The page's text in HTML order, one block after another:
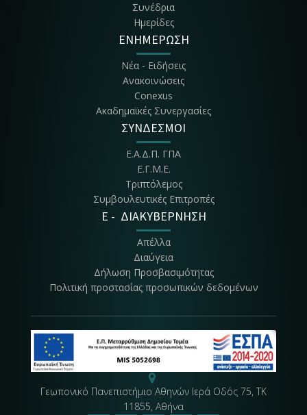
Συνέδρια
Ημερίδες
ΕΝΗΜΕΡΩΣΗ
Νέα - Ειδήσεις
Ανακοινώσεις
Conexus
Ακαδημαϊκές Συνεργασίες
ΣΥΝΔΕΣΜΟΙ
Ε.Α.Δ.Π. ΓΠΑ
Ε.Γ.Μ.Ε.
Τριπτόλεμος
Συμβουλευτικές Επιτροπές
E - ΔΙΑΚΥΒΕΡΝΗΣΗ
Απέλλα
Διαύγεια
Δήλωση Προσβασιμότητας
Πολιτική προστασίας προσωπικών δεδομένων
Γεωπονικό Πανεπιστήμιο Αθηνών Ιερά Οδός 75, ΤΚ
11855, Αθήνα